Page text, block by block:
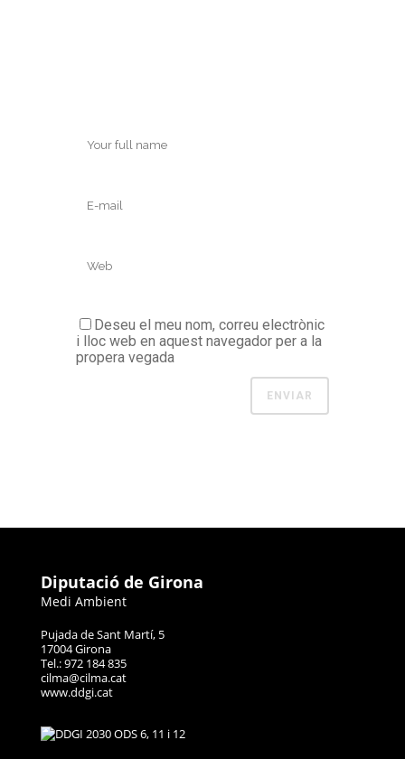
Deseu el meu nom, correu electrònic
i lloc web en aquest navegador per a la
propera vegada
Diputació de Girona
Medi Ambient
Pujada de Sant Martí, 5
17004 Girona
Tel.: 972 184 835
cilma@cilma.cat
www.ddgi.cat